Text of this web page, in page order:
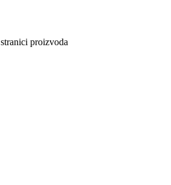
proizvoda